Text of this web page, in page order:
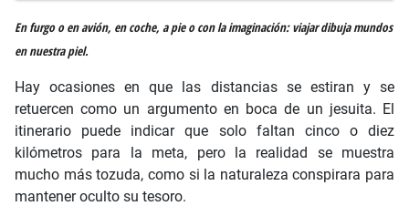
En furgo o en avión, en coche, a pie o con la imaginación: viajar dibuja mundos
en nuestra piel.
Hay ocasiones en que las distancias se estiran y se
retuercen como un argumento en boca de un jesuita. El
itinerario puede indicar que solo faltan cinco o diez
kilómetros para la meta, pero la realidad se muestra
mucho más tozuda, como si la naturaleza conspirara para
mantener oculto su tesoro.